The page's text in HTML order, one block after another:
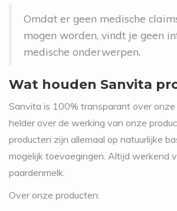
Omdat er geen medische
mogen worden, vindt je geen
medische onderwerpen.
Wat houden Sanvita
Sanvita is 100% transparant over
helder over de werking van onze
producten zijn allemaal op natuurlijke
mogelijk toevoegingen. Altijd werkend
paardenmelk.
Over onze producten: